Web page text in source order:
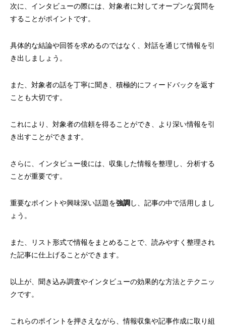
次に、インタビューの際には、対象者に対してオープンな質問を
することがポイントです。
具体的な結論や回答を求めるのではなく、対話を通じて情報を引
き出しましょう。
また、対象者の話を丁寧に聞き、積極的にフィードバックを返す
ことも大切です。
これにより、対象者の信頼を得ることができ、より深い情報を引
き出すことができます。
さらに、インタビュー後には、収集した情報を整理し、分析する
ことが重要です。
重要なポイントや興味深い話題を強調 し、記事の中で活用しまし
ょう。
また、リスト形式で情報をまとめることで、読みやすく整理され
た記事に仕上げることができます。
以上が、聞き込み調査やインタビューの効果的な方法とテクニッ
クです。
これらのポイントを押さえながら、情報収集や記事作成に取り組